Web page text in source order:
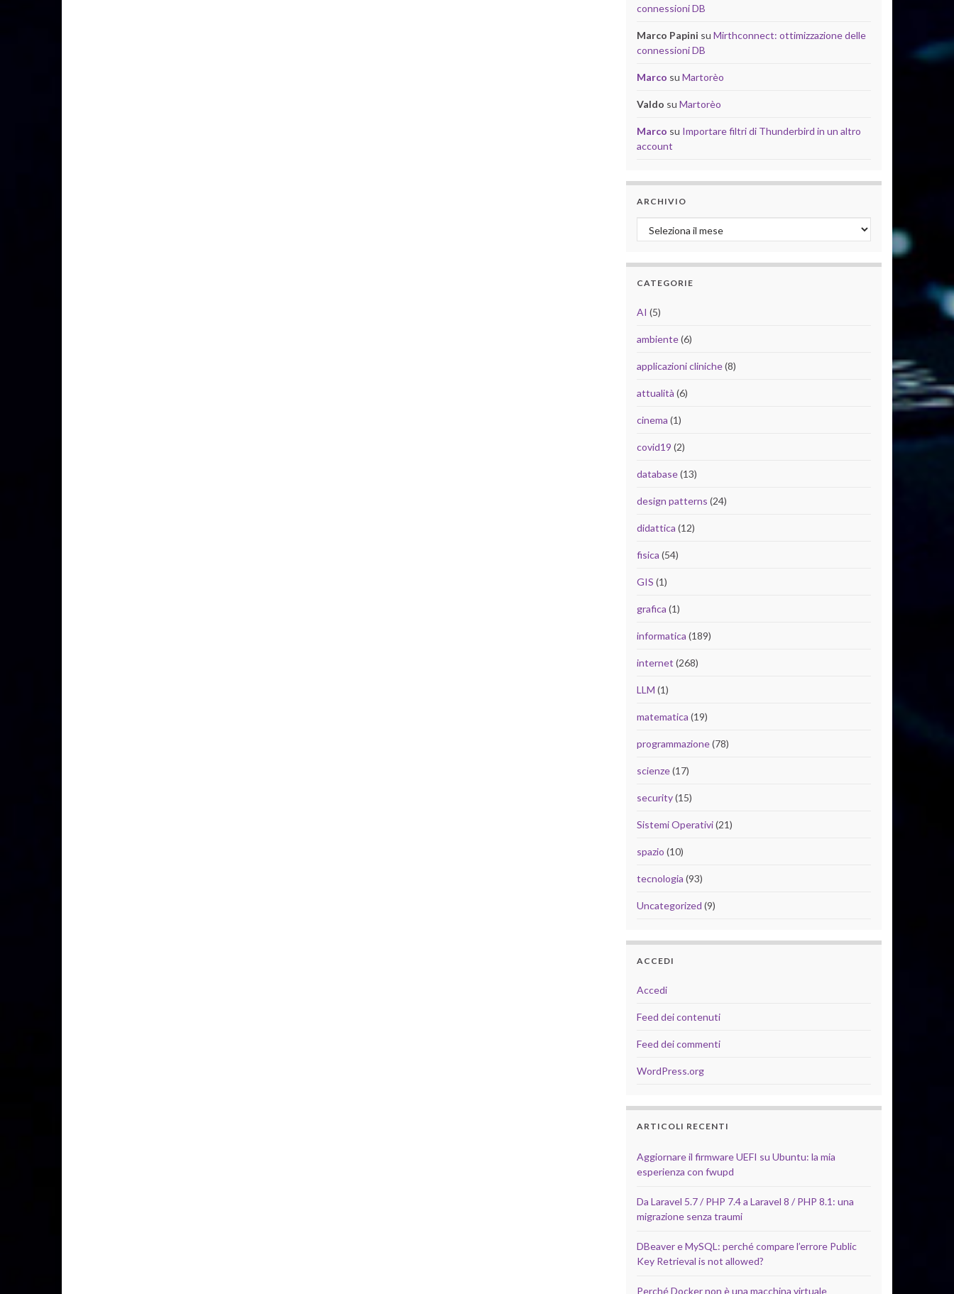
connessioni DB
Marco Papini su Mirthconnect: ottimizzazione delle
connessioni DB
Marco su Martorèo
Valdo su Martorèo
Marco su Importare filtri di Thunderbird in un altro
account
ARCHIVIO
Archivio
CATEGORIE
AI (5)
ambiente(6)
applicazioni cliniche(8)
attualità (6)
cinema (1)
covid19 (2)
database(13)
design patterns (24)
didattica (12)
fisica (54)
GIS (1)
grafica (1)
informatica (189)
internet (268)
LLM (1)
matematica (19)
programmazione(78)
scienze(17)
security(15)
Sistemi Operativi(21)
spazio (10)
tecnologia (93)
Uncategorized (9)
ACCEDI
Accedi
Feed dei contenuti
Feed dei commenti
WordPress.org
ARTICOLI RECENTI
Aggiornare il firmware UEFI su Ubuntu: la mia
esperienza con fwupd
Da Laravel 5.7 / PHP 7.4 a Laravel 8 / PHP 8.1: una
migrazione senza traumi
DBeaver e MySQL: perché compare l’errore Public
Key Retrieval is not allowed?
Perché Docker non è una macchina virtuale